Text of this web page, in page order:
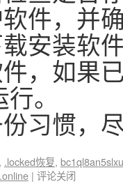
件，并
安装软
，如果
。
习惯，
, .locked恢复,
| 评论关闭